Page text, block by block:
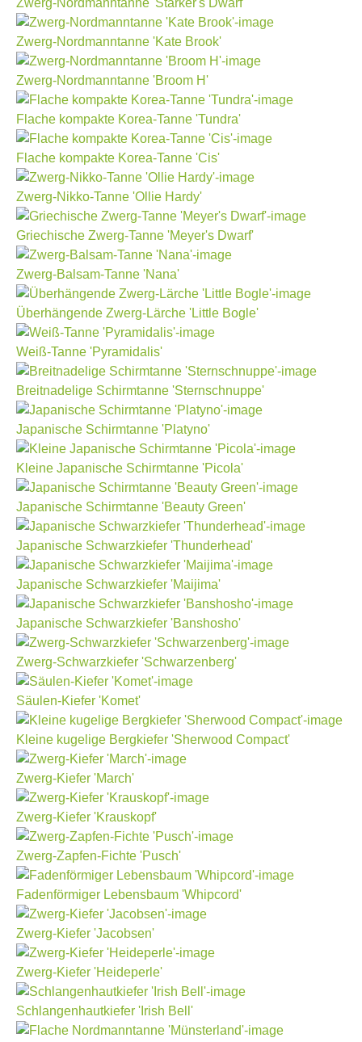
Zwerg-Nordmanntanne 'Starker's Dwarf'
Zwerg-Nordmanntanne 'Kate Brook'
Zwerg-Nordmanntanne 'Broom H'
Flache kompakte Korea-Tanne 'Tundra'
Flache kompakte Korea-Tanne 'Cis'
Zwerg-Nikko-Tanne 'Ollie Hardy'
Griechische Zwerg-Tanne 'Meyer's Dwarf'
Zwerg-Balsam-Tanne 'Nana'
Überhängende Zwerg-Lärche 'Little Bogle'
Weiß-Tanne 'Pyramidalis'
Breitnadelige Schirmtanne 'Sternschnuppe'
Japanische Schirmtanne 'Platyno'
Kleine Japanische Schirmtanne 'Picola'
Japanische Schirmtanne 'Beauty Green'
Japanische Schwarzkiefer 'Thunderhead'
Japanische Schwarzkiefer 'Maijima'
Japanische Schwarzkiefer 'Banshosho'
Zwerg-Schwarzkiefer 'Schwarzenberg'
Säulen-Kiefer 'Komet'
Kleine kugelige Bergkiefer 'Sherwood Compact'
Zwerg-Kiefer 'March'
Zwerg-Kiefer 'Krauskopf'
Zwerg-Zapfen-Fichte 'Pusch'
Fadenförmiger Lebensbaum 'Whipcord'
Zwerg-Kiefer 'Jacobsen'
Zwerg-Kiefer 'Heideperle'
Schlangenhautkiefer 'Irish Bell'